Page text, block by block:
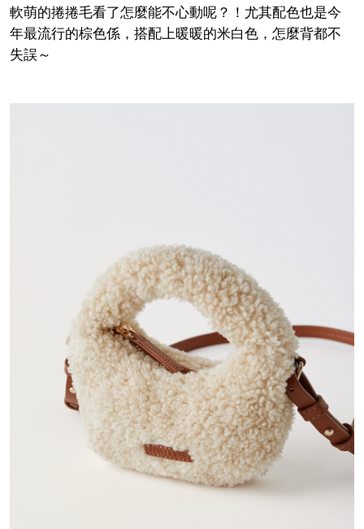
軟萌的捲捲毛看了怎麼能不心動呢？！尤其配色也是今
年最流行的棕色係，搭配上暖暖的米白色，怎麼背都不
失誤～